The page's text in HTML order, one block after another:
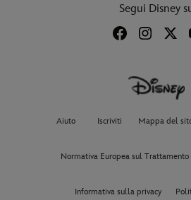
Segui Disney
Aiuto Iscriviti Mappa del
Normativa Europea sul
Informativa sulla privacy